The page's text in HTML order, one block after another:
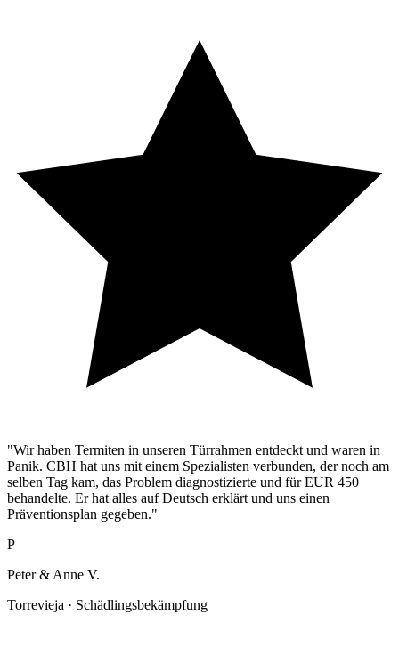
"Wir haben Termiten in unseren Türrahmen entdeckt und waren in
Panik. CBH hat uns mit einem Spezialisten verbunden, der noch am
selben Tag kam, das Problem diagnostizierte und für EUR 450
behandelte. Er hat alles auf Deutsch erklärt und uns einen
Präventionsplan gegeben."
P
Peter & Anne V.
Torrevieja · Schädlingsbekämpfung